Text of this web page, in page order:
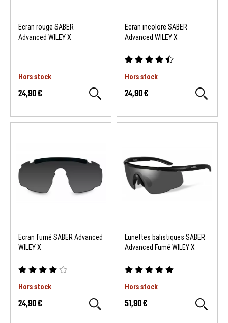
Ecran rouge SABER
Advanced WILEY X
Hors stock
24,90 €
Ecran incolore SABER
Advanced WILEY X
Hors stock
24,90 €
Ecran fumé SABER Advanced
WILEY X
Hors stock
24,90 €
Lunettes balistiques SABER
Advanced Fumé WILEY X
Hors stock
51,90 €